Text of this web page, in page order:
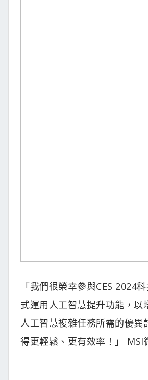
「我們很榮幸參與CES 2024
式運用人工智慧提升功能，
人工智慧複雜任務所需的優
得更輕鬆、更有效率！」 MSI